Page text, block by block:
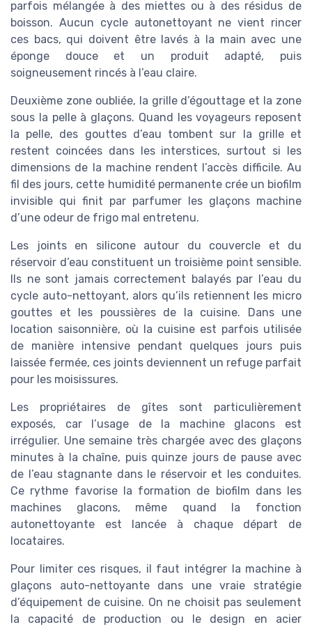
parfois mélangée à des miettes ou à des résidus de
boisson. Aucun cycle autonettoyant ne vient rincer
ces bacs, qui doivent être lavés à la main avec une
éponge douce et un produit adapté, puis
soigneusement rincés à l’eau claire.
Deuxième zone oubliée, la grille d’égouttage et la zone
sous la pelle à glaçons. Quand les voyageurs reposent
la pelle, des gouttes d’eau tombent sur la grille et
restent coincées dans les interstices, surtout si les
dimensions de la machine rendent l’accès difficile. Au
fil des jours, cette humidité permanente crée un biofilm
invisible qui finit par parfumer les glaçons machine
d’une odeur de frigo mal entretenu.
Les joints en silicone autour du couvercle et du
réservoir d’eau constituent un troisième point sensible.
Ils ne sont jamais correctement balayés par l’eau du
cycle auto-nettoyant, alors qu’ils retiennent les micro
gouttes et les poussières de la cuisine. Dans une
location saisonnière, où la cuisine est parfois utilisée
de manière intensive pendant quelques jours puis
laissée fermée, ces joints deviennent un refuge parfait
pour les moisissures.
Les propriétaires de gîtes sont particulièrement
exposés, car l’usage de la machine glacons est
irrégulier. Une semaine très chargée avec des glaçons
minutes à la chaîne, puis quinze jours de pause avec
de l’eau stagnante dans le réservoir et les conduites.
Ce rythme favorise la formation de biofilm dans les
machines glacons, même quand la fonction
autonettoyante est lancée à chaque départ de
locataires.
Pour limiter ces risques, il faut intégrer la machine à
glaçons auto-nettoyante dans une vraie stratégie
d’équipement de cuisine. On ne choisit pas seulement
la capacité de production ou le design en acier